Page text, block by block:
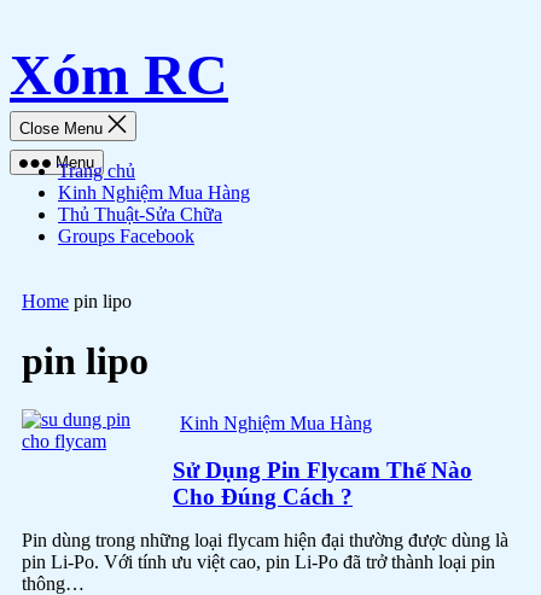
to
content
Xóm RC
Menu
Close Menu
Trang chủ
Kinh Nghiệm Mua Hàng
Thủ Thuật-Sửa Chữa
Groups Facebook
Home pin lipo
pin lipo
Kinh Nghiệm Mua Hàng
Sử Dụng Pin Flycam Thế Nào
Cho Đúng Cách ?
Pin dùng trong những loại flycam hiện đại thường được dùng là
pin Li-Po. Với tính ưu việt cao, pin Li-Po đã trở thành loại pin
thông…